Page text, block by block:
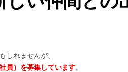
しれませんが、
員）を募集しています。